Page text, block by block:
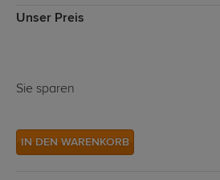
Unser Preis
Sie sparen
IN DEN WARENKORB